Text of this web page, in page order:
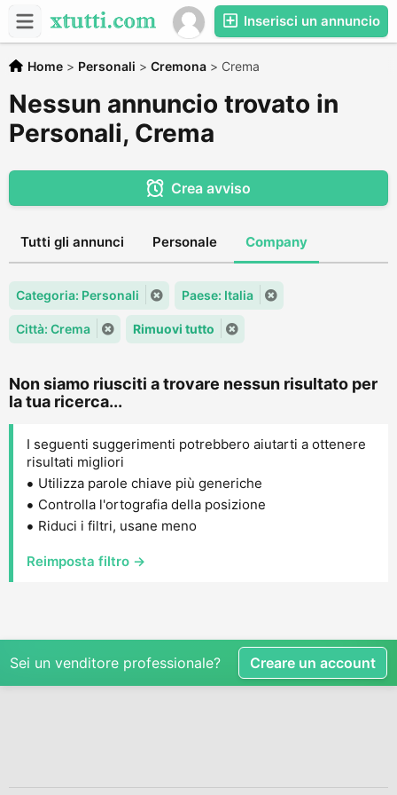
Inserisci un annuncio
Home > Personali > Cremona > Crema
Nessun annuncio trovato in
Personali, Crema
Crea avviso
Tutti gli annunci Personale Company
Categoria: Personali Paese: Italia
Città: Crema Rimuovi tutto
Non siamo riusciti a trovare nessun risultato per
la tua ricerca...
I seguenti suggerimenti potrebbero aiutarti a ottenere
risultati migliori
Utilizza parole chiave più generiche
Controlla l'ortografia della posizione
Riduci i filtri, usane meno
Reimposta filtro →
Sei un venditore professionale? Creare un account